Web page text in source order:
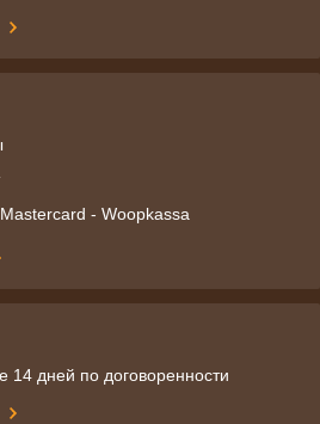
- Woopkassa
14 дней по договоренности